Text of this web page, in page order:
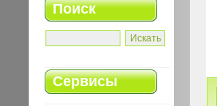
Поиск
Сервисы